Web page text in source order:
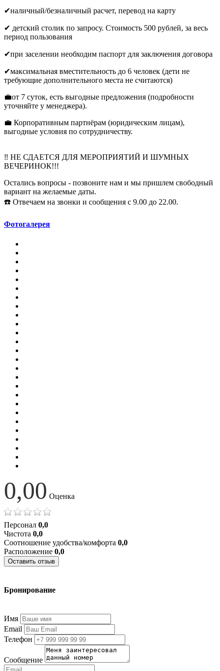
✔наличный/безналичный расчет, перевод на карту
✔ детский столик по запросу. Стоимость 500 рублей, за весь
период пользования
✔при заселении необходим паспорт для заключения договора
✔максимальная вместительность до 6 человек (дети не
требующие дополнительного места не считаются)
💼от 7 суток, есть выгодные предложения (подробности
уточняйте у менеджера).
💼 Корпоративным партнёрам (юридическим лицам),
выгодные условия по сотрудничеству.
‼️ НЕ СДАЕТСЯ ДЛЯ МЕРОПРИЯТИЙ И ШУМНЫХ
ВЕЧЕРИНОК!!!
Остались вопросы - позвоните нам и мы пришлем свободный
вариант на желаемые даты.
☎️ Отвечаем на звонки и сообщения с 9.00 до 22.00.
Фотогалерея
0,00 Оценка
Персонал 0,0
Чистота 0,0
Соотношение удобства/комфорта 0,0
Расположение 0,0
Оставить отзыв
Бронирование
Имя
Email
Телефон
Сообщение